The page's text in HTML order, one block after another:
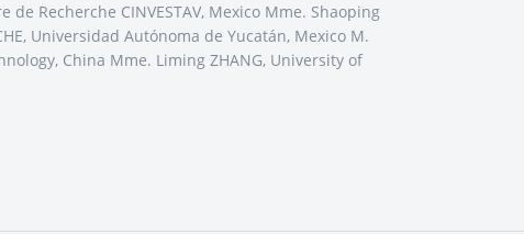
de Recherche CINVESTAV, Mexico Mme. Shaoping
Universidad Autónoma de Yucatán, Mexico M.
China Mme. Liming ZHANG, University of